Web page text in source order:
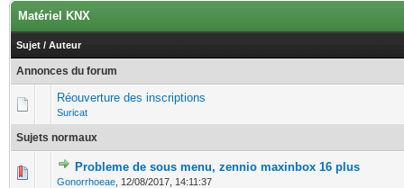
Matériel KNX
Sujet / Auteur
Annonces du forum
Réouverture des inscriptions
Suricat
Sujets normaux
Probleme de sous menu, zennio maxinbox 16 plus
Gonorrhoeae 12/08/2017, 14:11:37
0 Votes - 0 sur 5 en moyenne
1234 5